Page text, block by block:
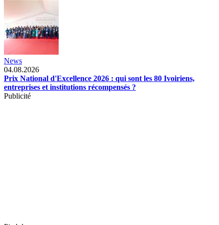
News
04.08.2026
Prix National d'Excellence 2026 : qui sont les 80 Ivoiriens,
entreprises et institutions récompensés ?
Publicité